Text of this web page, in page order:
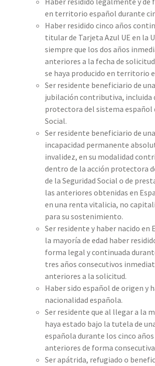
en territorio español durante
Haber residido cinco años
titular de Tarjeta Azul UE en la
siempre que los dos años
anteriores a la fecha de
se haya producido en territorio
Ser residente beneficiario de
jubilación contributiva, incluida
protectora del sistema español
Social.
Ser residente beneficiario de
incapacidad permanente
invalidez, en su modalidad
dentro de la acción protectora
de la Seguridad Social o de
las anteriores obtenidas en
en una renta vitalicia, no
para su sostenimiento.
Ser residente y haber nacido en
la mayoría de edad haber
forma legal y continuada
tres años consecutivos
anteriores a la solicitud.
Haber sido español de origen y
nacionalidad española.
Ser residente que al llegar a la
haya estado bajo la tutela de
española durante los cinco
anteriores de forma
Ser apátrida, refugiado o